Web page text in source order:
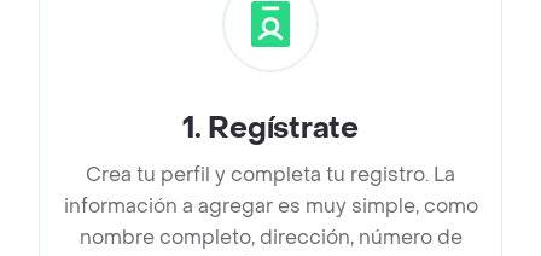
1. Regístrate
Crea tu perfil y completa tu registro. La
información a agregar es muy simple, como
nombre completo, dirección, número de